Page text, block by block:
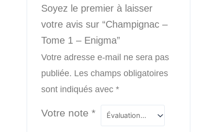
Soyez le premier à laisser
votre avis sur “Champignac –
Tome 1 – Enigma”
Votre adresse e-mail ne sera pas
publiée. Les champs obligatoires
sont indiqués avec*
Votre note*